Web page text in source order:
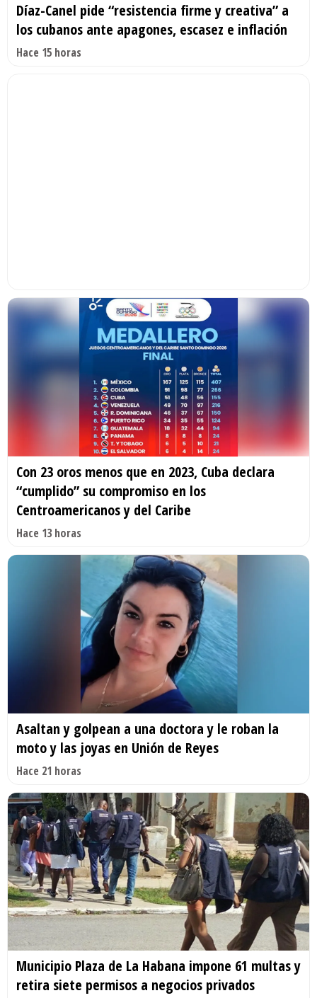
Díaz-Canel pide “resistencia firme y creativa” a
los cubanos ante apagones, escasez e inflación
Hace 15 horas
Con 23 oros menos que en 2023, Cuba declara
“cumplido” su compromiso en los
Centroamericanos y del Caribe
Hace 13 horas
Asaltan y golpean a una doctora y le roban la
moto y las joyas en Unión de Reyes
Hace 21 horas
Municipio Plaza de La Habana impone 61 multas y
retira siete permisos a negocios privados